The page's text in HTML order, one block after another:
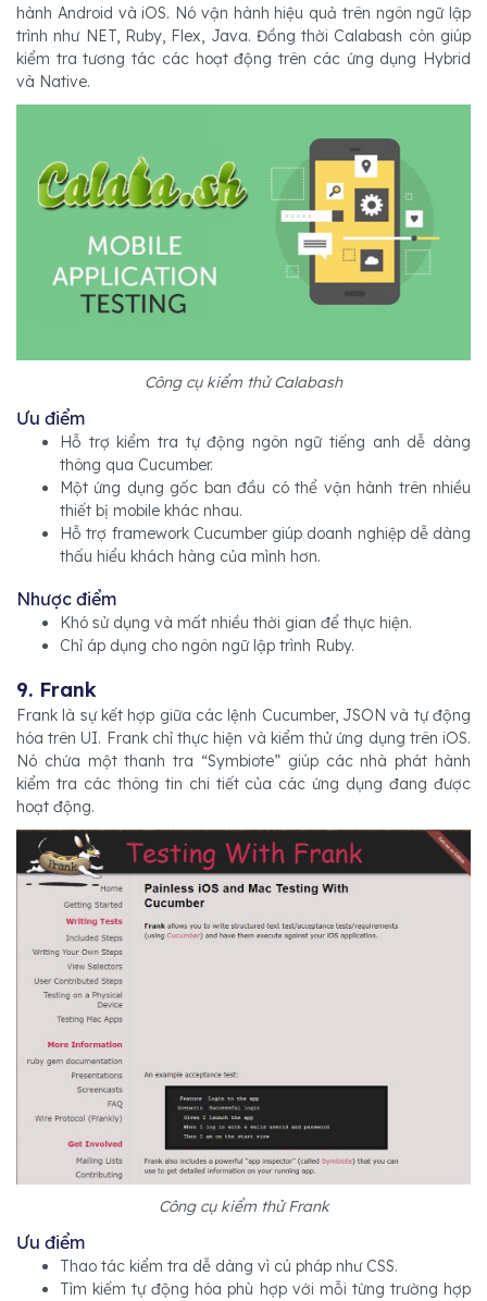
hành Android và iOS. Nó vận hành hiệu quả trên ngôn ngữ lập
trình như NET, Ruby, Flex, Java. Đồng thời Calabash còn giúp
kiểm tra tương tác các hoạt động trên các ứng dụng Hybrid
và Native.
Công cụ kiểm thử Calabash
Ưu điểm
Hỗ trợ kiểm tra tự động ngôn ngữ tiếng anh dễ dàng
thông qua Cucumber.
Một ứng dụng gốc ban đầu có thể vận hành trên nhiều
thiết bị mobile khác nhau.
Hỗ trợ framework Cucumber giúp doanh nghiệp dễ dàng
thấu hiểu khách hàng của mình hơn.
Nhược điểm
Khó sử dụng và mất nhiều thời gian để thực hiện.
Chỉ áp dụng cho ngôn ngữ lập trình Ruby.
9. Frank
Frank là sự kết hợp giữa các lệnh Cucumber, JSON và tự động
hóa trên UI. Frank chỉ thực hiện và kiểm thử ứng dụng trên iOS.
Nó chứa một thanh tra “Symbiote” giúp các nhà phát hành
kiểm tra các thông tin chi tiết của các ứng dụng đang được
hoạt động.
Công cụ kiểm thử Frank
Ưu điểm
Thao tác kiểm tra dễ dàng vì cú pháp như CSS.
Tìm kiếm tự động hóa phù hợp với mỗi từng trường hợp